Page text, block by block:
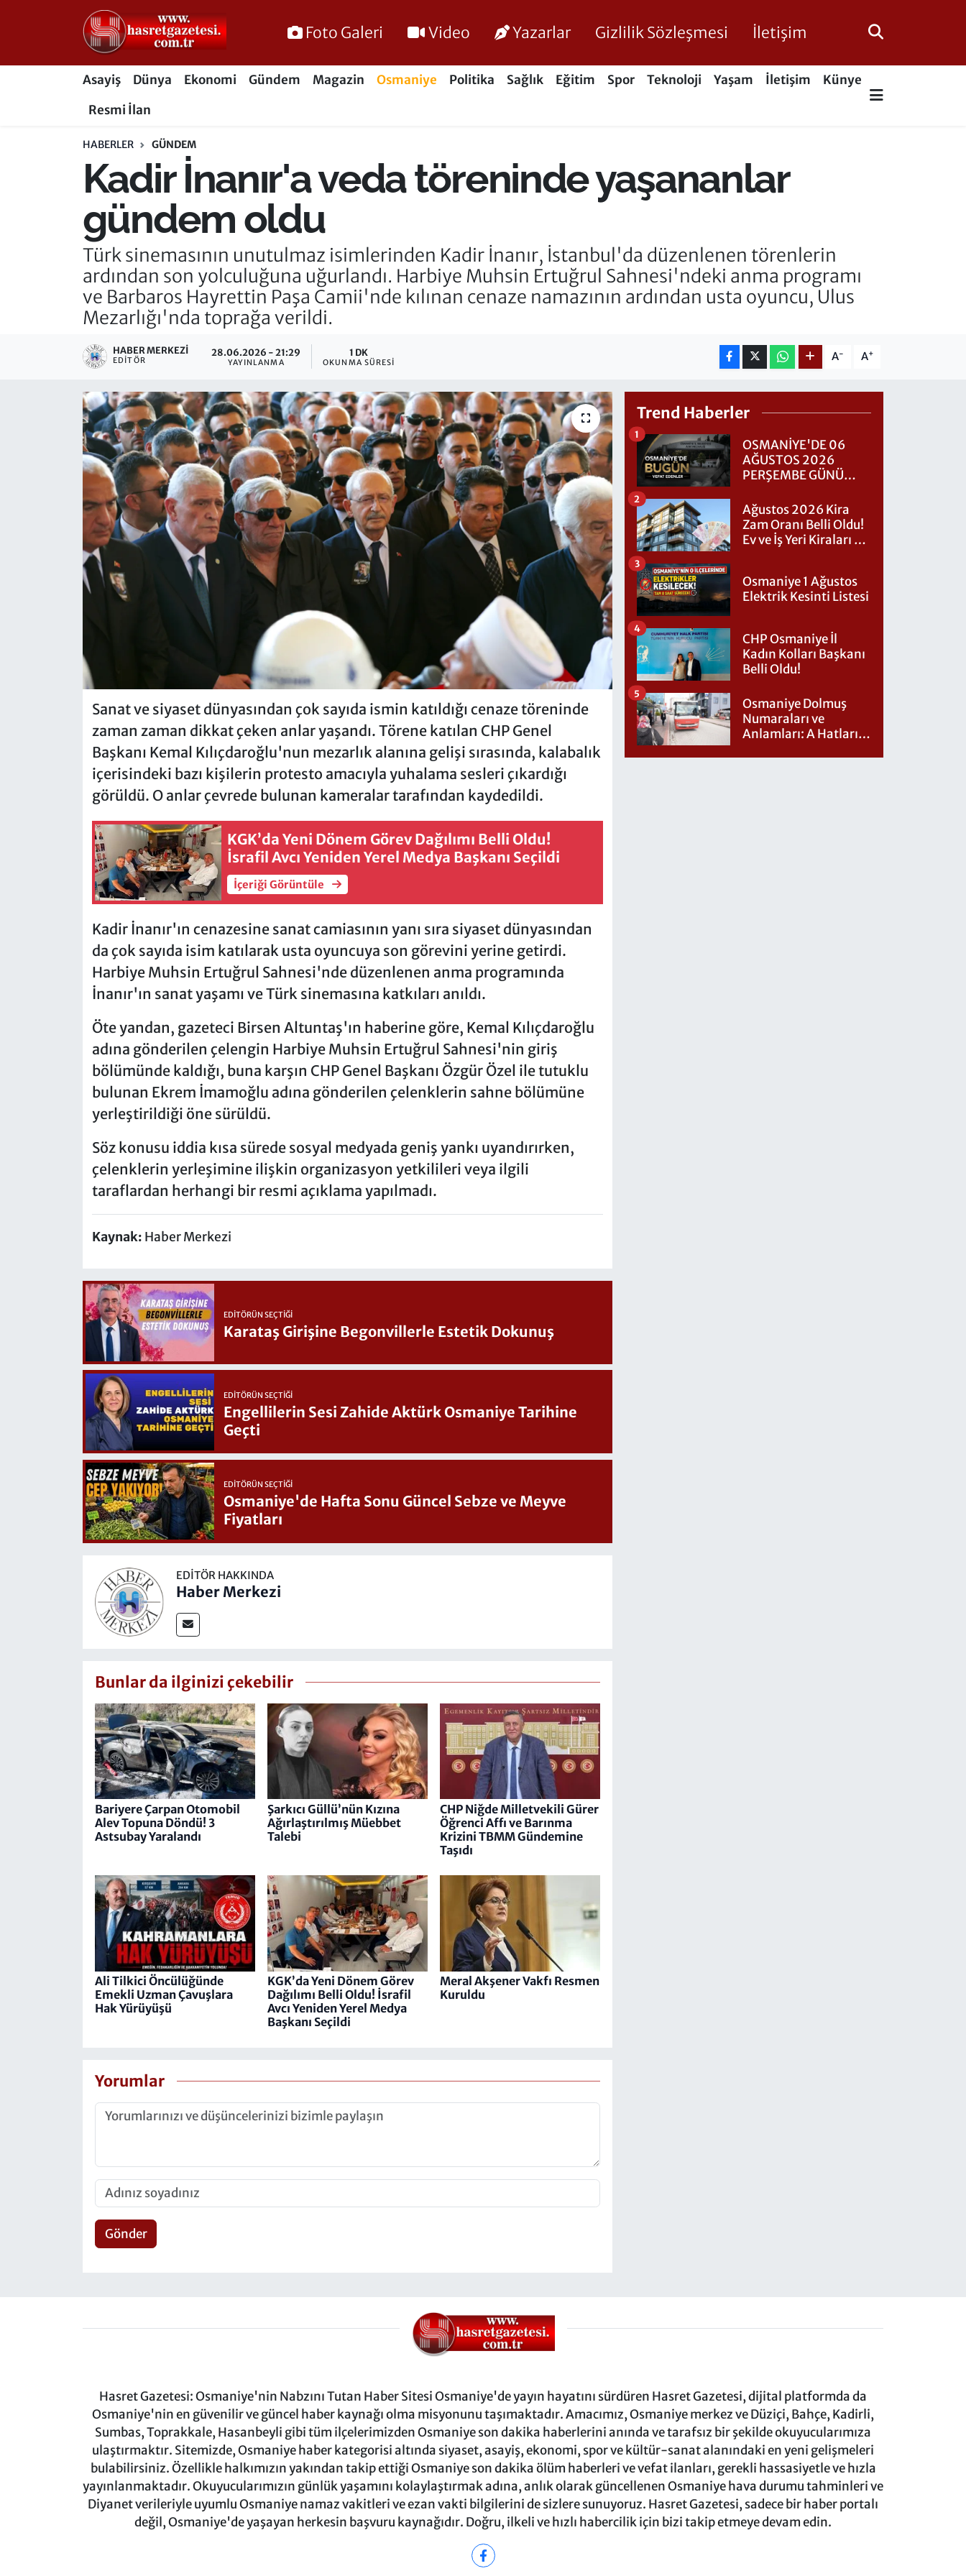
Foto Galeri Video Yazarlar Gizlilik Sözleşmesi İletişim
Asayiş Dünya Ekonomi Gündem Magazin Osmaniye Politika Sağlık Eğitim Spor Teknoloji Yaşam İletişim
Künye
Resmi İlan
HABERLER GÜNDEM
Kadir İnanır'a veda töreninde yaşananlar
gündem oldu
Türk sinemasının unutulmaz isimlerinden Kadir İnanır, İstanbul'da düzenlenen törenlerin
ardından son yolculuğuna uğurlandı. Harbiye Muhsin Ertuğrul Sahnesi'ndeki anma programı
ve Barbaros Hayrettin Paşa Camii'nde kılınan cenaze namazının ardından usta oyuncu, Ulus
Mezarlığı'nda toprağa verildi.
HABER MERKEZI
EDITÖR
28.06.2026 - 21:29
YAYINLANMA
1 DK
OKUNMA SÜRESI A- A+
Sanat ve siyaset dünyasından çok sayıda ismin katıldığı cenaze töreninde
zaman zaman dikkat çeken anlar yaşandı. Törene katılan CHP Genel
Başkanı Kemal Kılıçdaroğlu'nun mezarlık alanına gelişi sırasında, kalabalık
içerisindeki bazı kişilerin protesto amacıyla yuhalama sesleri çıkardığı
görüldü. O anlar çevrede bulunan kameralar tarafından kaydedildi.
KGK’da Yeni Dönem Görev Dağılımı Belli Oldu!
İsrafil Avcı Yeniden Yerel Medya Başkanı Seçildi
İçeriği Görüntüle
Kadir İnanır'ın cenazesine sanat camiasının yanı sıra siyaset dünyasından
da çok sayıda isim katılarak usta oyuncuya son görevini yerine getirdi.
Harbiye Muhsin Ertuğrul Sahnesi'nde düzenlenen anma programında
İnanır'ın sanat yaşamı ve Türk sinemasına katkıları anıldı.
Öte yandan, gazeteci Birsen Altuntaş'ın haberine göre, Kemal Kılıçdaroğlu
adına gönderilen çelengin Harbiye Muhsin Ertuğrul Sahnesi'nin giriş
bölümünde kaldığı, buna karşın CHP Genel Başkanı Özgür Özel ile tutuklu
bulunan Ekrem İmamoğlu adına gönderilen çelenklerin sahne bölümüne
yerleştirildiği öne sürüldü.
Söz konusu iddia kısa sürede sosyal medyada geniş yankı uyandırırken,
çelenklerin yerleşimine ilişkin organizasyon yetkilileri veya ilgili
taraflardan herhangi bir resmi açıklama yapılmadı.
Kaynak: Haber Merkezi
EDITÖRÜN SEÇTIĞI
Karataş Girişine Begonvillerle Estetik Dokunuş
EDITÖRÜN SEÇTIĞI
Engellilerin Sesi Zahide Aktürk Osmaniye Tarihine
Geçti
EDITÖRÜN SEÇTIĞI
Osmaniye'de Hafta Sonu Güncel Sebze ve Meyve
Fiyatları
EDITÖR HAKKINDA
Haber Merkezi
Bunlar da ilginizi çekebilir
Bariyere Çarpan Otomobil
Alev Topuna Döndü! 3
Astsubay Yaralandı
Şarkıcı Güllü’nün Kızına
Ağırlaştırılmış Müebbet
Talebi
CHP Niğde Milletvekili Gürer
Öğrenci Affı ve Barınma
Krizini TBMM Gündemine
Taşıdı
Ali Tilkici Öncülüğünde
Emekli Uzman Çavuşlara
Hak Yürüyüşü
KGK’da Yeni Dönem Görev
Dağılımı Belli Oldu! İsrafil
Avcı Yeniden Yerel Medya
Başkanı Seçildi
Meral Akşener Vakfı Resmen
Kuruldu
Yorumlar
Gönder
Trend Haberler
OSMANİYE'DE 06
AĞUSTOS 2026
PERŞEMBE GÜNÜ
1
Ağustos 2026 Kira
Zam Oranı Belli Oldu!
Ev ve İş Yeri Kiraları Ne
2
Osmaniye 1 Ağustos
Elektrik Kesinti Listesi
3
CHP Osmaniye İl
Kadın Kolları Başkanı
Belli Oldu!
4
Osmaniye Dolmuş
Numaraları ve
Anlamları: A Hatları
5
Hasret Gazetesi: Osmaniye'nin Nabzını Tutan Haber Sitesi Osmaniye'de yayın hayatını sürdüren Hasret Gazetesi, dijital platformda da
Osmaniye'nin en güvenilir ve güncel haber kaynağı olma misyonunu taşımaktadır. Amacımız, Osmaniye merkez ve Düziçi, Bahçe, Kadirli,
Sumbas, Toprakkale, Hasanbeyli gibi tüm ilçelerimizden Osmaniye son dakika haberlerini anında ve tarafsız bir şekilde okuyucularımıza
ulaştırmaktır. Sitemizde, Osmaniye haber kategorisi altında siyaset, asayiş, ekonomi, spor ve kültür-sanat alanındaki en yeni gelişmeleri
bulabilirsiniz. Özellikle halkımızın yakından takip ettiği Osmaniye son dakika ölüm haberleri ve vefat ilanları, gerekli hassasiyetle ve hızla
yayınlanmaktadır. Okuyucularımızın günlük yaşamını kolaylaştırmak adına, anlık olarak güncellenen Osmaniye hava durumu tahminleri ve
Diyanet verileriyle uyumlu Osmaniye namaz vakitleri ve ezan vakti bilgilerini de sizlere sunuyoruz. Hasret Gazetesi, sadece bir haber portalı
değil, Osmaniye'de yaşayan herkesin başvuru kaynağıdır. Doğru, ilkeli ve hızlı habercilik için bizi takip etmeye devam edin.
Osmaniye Nöbetçi Eczaneler
Osmaniye Hava Durumu
Süper Lig Puan Durumu ve Fikstür
Tüm Manşetler
Son Dakika Haberleri
Haber Arşivi